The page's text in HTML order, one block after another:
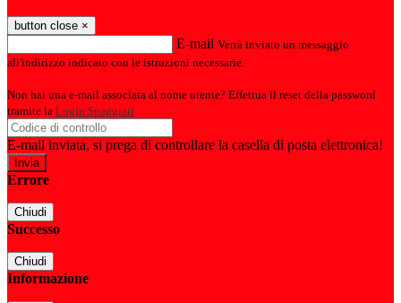
button close ×
E-mail Verrà inviato un messaggio
all'indirizzo indicato con le istruzioni necessarie.
Non hai una e-mail associata al nome utente? Effettua il reset della password
tramite la Login Spaggiari
E-mail inviata, si prega di controllare la casella di posta elettronica!
Errore
Chiudi
Successo
Chiudi
Informazione